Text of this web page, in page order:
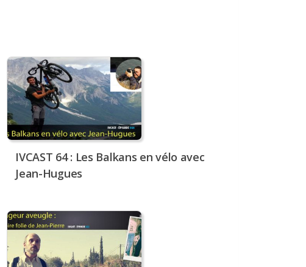
IVCAST 64 : Les Balkans en vélo avec
Jean-Hugues